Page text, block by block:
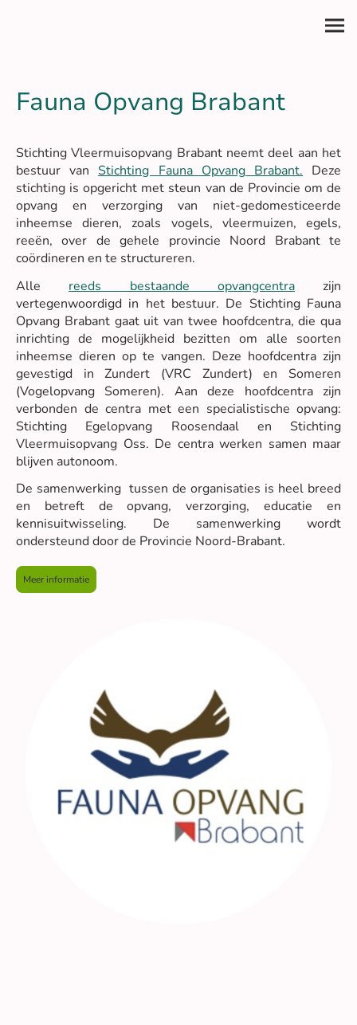
Fauna Opvang Brabant
Stichting Vleermuisopvang Brabant neemt deel aan het
bestuur vanStichting Fauna Opvang Brabant. Deze
stichting is opgericht met steun van de Provincie om de
opvang en verzorging van niet-gedomesticeerde
inheemse dieren, zoals vogels, vleermuizen, egels,
reeën, over de gehele provincie Noord Brabant te
coördineren en te structureren.
Alle reeds bestaande opvangcentrazijn
vertegenwoordigd in het bestuur. De Stichting Fauna
Opvang Brabant gaat uit van twee hoofdcentra, die qua
inrichting de mogelijkheid bezitten om alle soorten
inheemse dieren op te vangen. Deze hoofdcentra zijn
gevestigd in Zundert (VRC Zundert) en Someren
(Vogelopvang Someren). Aan deze hoofdcentra zijn
verbonden de centra met een specialistische opvang:
Stichting Egelopvang Roosendaal en Stichting
Vleermuisopvang Oss. De centra werken samen maar
blijven autonoom.
De samenwerking tussen de organisaties is heel breed
en betreft de opvang, verzorging, educatie en
kennisuitwisseling. De samenwerking wordt
ondersteund door de Provincie Noord-Brabant.
Meer informatie